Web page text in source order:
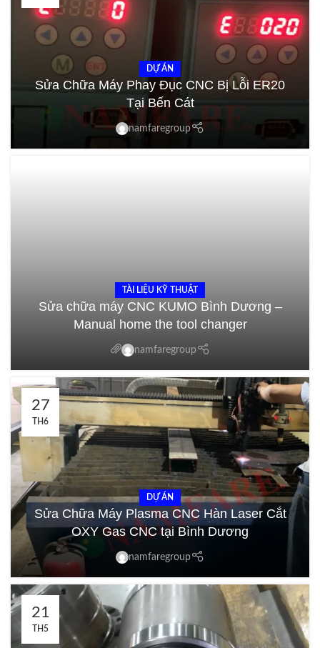
DỰ ÁN
Sửa Chữa Máy Phay Đục CNC Bị Lỗi ER20
Tại Bến Cát
namfaregroup
TÀI LIỆU KỸ THUẬT
Sửa chữa máy CNC KUMO Bình Dương –
Manual home the tool changer
namfaregroup
27
TH6
DỰ ÁN
Sửa Chữa Máy Plasma CNC Hàn Laser Cắt
OXY Gas CNC tại Bình Dương
namfaregroup
21
TH5